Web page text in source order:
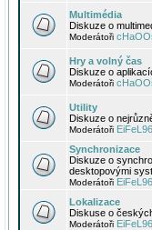
Multimédia
Diskuze o
Moderátoři
Hry a volný čas
Diskuze o
Moderátoři
Utility
Diskuze o
Moderátoři EiFeL96
Synchronizace
Diskuze o
desktopovými
Moderátoři EiFeL96
Lokalizace
Diskuse o
Moderátoři EiFeL96